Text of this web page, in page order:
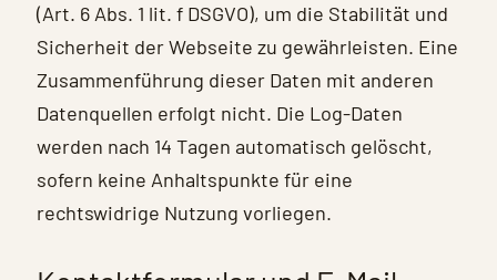
(Art. 6 Abs. 1 lit. f DSGVO), um die Stabilität und
Sicherheit der Webseite zu gewährleisten. Eine
Zusammenführung dieser Daten mit anderen
Datenquellen erfolgt nicht. Die Log-Daten
werden nach 14 Tagen automatisch gelöscht,
sofern keine Anhaltspunkte für eine
rechtswidrige Nutzung vorliegen.